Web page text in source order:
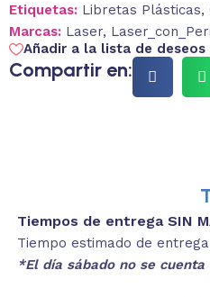
Etiquetas: Libretas Plásticas,
Marcas: Laser,
Añadir a la lista de deseos
Compartir en:
Descripciones
Tiempos de entrega SIN
Tiempo estimado de
*El día sábado no se